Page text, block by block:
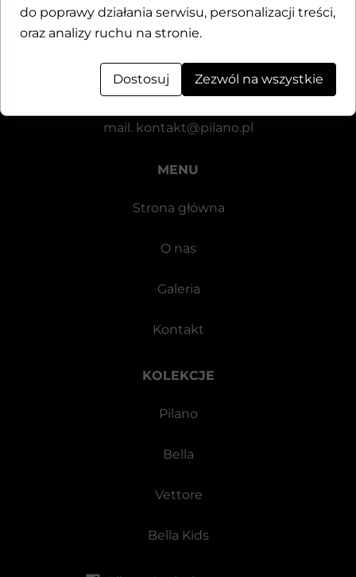
KOLEKCJE
Pilano
Bella
Vettore
Bella Kids
MENU
Strona główna
O nas
Galeria
Kontakt
Motylewska 24
tel.+48 571 521 126
mail. kontakt@pilano.pl
do poprawy działania serwisu, personalizacji treści,
oraz analizy ruchu na stronie.
Dostosuj Zezwól na wszystkie